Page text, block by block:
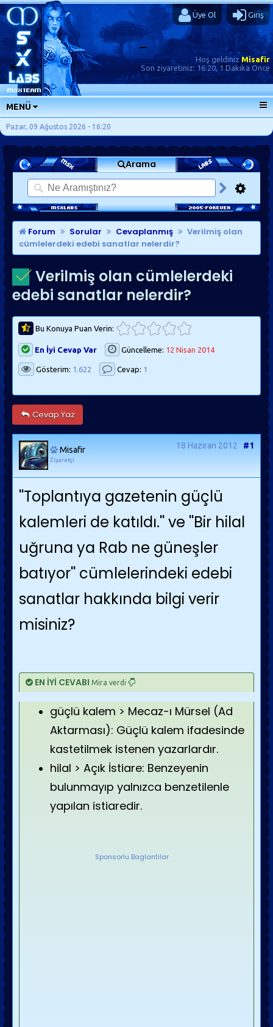
Üye Ol Giriş
Hoş geldinizMisafir
Son ziyaretiniz: 16:20, 1 Dakika Önce
MENÜ
ANA SAYFA
FORUMLAR
SORU-CEVAP
GÜNLÜKLER
SON MESAJLAR
KISAYOLLAR
Pazar, 09 Ağustos 2026 - 16:20
Arama
Forum Sorular Cevaplanmış
Verilmiş olan
cümlelerdeki edebi sanatlar nelerdir?
Verilmiş olan cümlelerdeki
edebi sanatlar nelerdir?
Bu Konuya Puan Verin:
En İyi Cevap Var Güncelleme: 12 Nisan 2014
Gösterim: 1.622 Cevap: 1
Cevap Yaz
Misafir
Ziyaretçi
18 Haziran 2012 #1
''Toplantıya gazetenin güçlü
kalemleri de katıldı.'' ve ''Bir hilal
uğruna ya Rab ne güneşler
batıyor'' cümlelerindeki edebi
sanatlar hakkında bilgi verir
misiniz?
EN İYİ CEVABI Mira verdi
güçlü kalem > Mecaz-ı Mürsel (Ad
Aktarması): Güçlü kalem ifadesinde
kastetilmek istenen yazarlardır.
hilal > Açık İstiare: Benzeyenin
bulunmayıp yalnızca benzetilenle
yapılan istiaredir.
Sponsorlu Baglantilar